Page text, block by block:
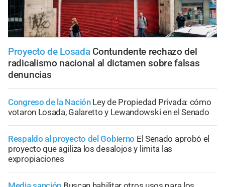
Proyecto de Losada Contundente rechazo del
radicalismo nacional al dictamen sobre falsas
denuncias
Congreso de la Nación Ley de Propiedad Privada: cómo
votaron Losada, Galaretto y Lewandowski en el Senado
Respaldo al proyecto del Gobierno El Senado aprobó el
proyecto que agiliza los desalojos y limita las
expropiaciones